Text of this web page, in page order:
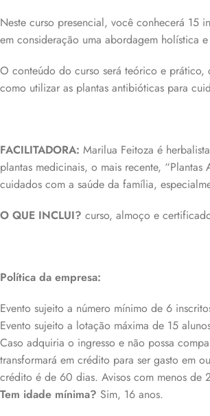
Neste curso presencial, você conhecerá 15
em consideração uma abordagem holística
O conteúdo do curso será teórico e prático,
como utilizar as plantas antibióticas para
FACILITADORA: Marilua Feitoza é
plantas medicinais, o mais recente,
cuidados com a saúde da família,
O QUE INCLUI? curso, almoço e
Política da empresa:
Evento sujeito a número mínimo de 6
Evento sujeito a lotação máxima de 15
Caso adquiria o ingresso e não possa
transformará em crédito para ser gasto em
crédito é de 60 dias. Avisos com menos de
Tem idade mínima? Sim, 16 anos.